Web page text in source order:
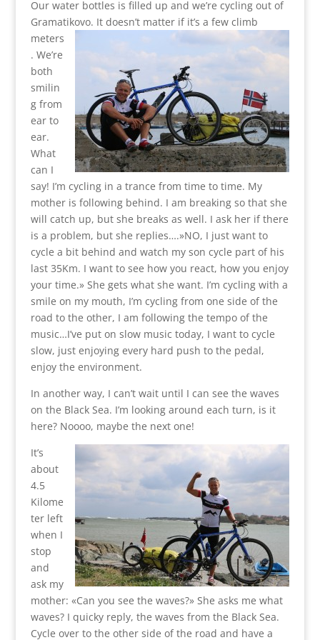
Our water bottles is filled up and we’re cycling out of
Gramatikovo. It doesn’t matter if it’s a few climb
meters
. We’re
both
smilin
g from
ear to
ear.
What
can I
say! I’m cycling in a trance from time to time. My
mother is following behind. I am breaking so that she
will catch up, but she breaks as well. I ask her if there
is a problem, but she replies….»NO, I just want to
cycle a bit behind and watch my son cycle part of his
last 35Km. I want to see how you react, how you enjoy
your time.» She gets what she want. I’m cycling with a
smile on my mouth, I’m cycling from one side of the
road to the other, I am following the tempo of the
music…I’ve put on slow music today, I want to cycle
slow, just enjoying every hard push to the pedal,
enjoy the environment.
In another way, I can’t wait until I can see the waves
on the Black Sea. I’m looking around each turn, is it
here? Noooo, maybe the next one!
It’s
about
4.5
Kilome
ter left
when I
stop
and
ask my
mother: «Can you see the waves?» She asks me what
waves? I quicky reply, the waves from the Black Sea.
Cycle over to the other side of the road and have a